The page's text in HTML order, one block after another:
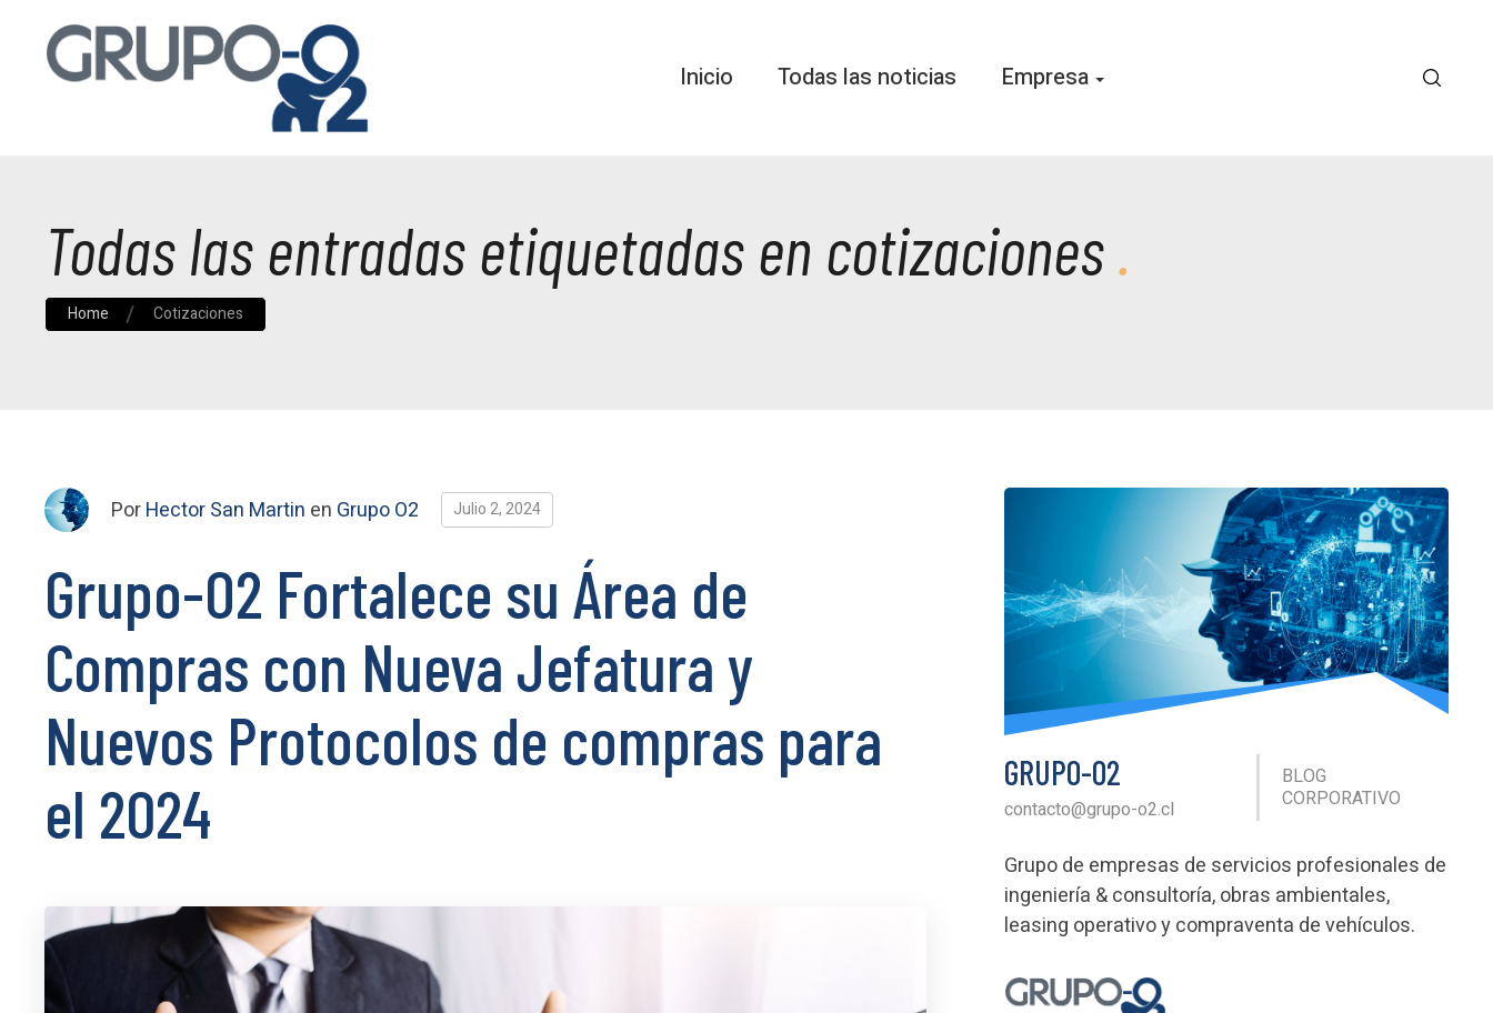
Inicio Todas las noticias Empresa
Todas las entradas etiquetadas en cotizaciones
Home Cotizaciones
PorHector San Martin en Grupo O2 Julio 2, 2024
Grupo-O2 Fortalece su Área de
Compras con Nueva Jefatura y
Nuevos Protocolos de compras para
el 2024
GRUPO-O2
contacto@grupo-o2.cl
BLOG
CORPORATIVO
Grupo de empresas de servicios profesionales de
ingeniería & consultoría, obras ambientales,
leasing operativo y compraventa de vehículos.